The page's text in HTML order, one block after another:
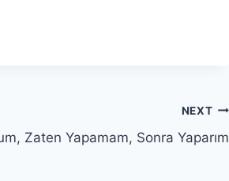
NEXT
Zaten Yapamam, Sonra Yaparım